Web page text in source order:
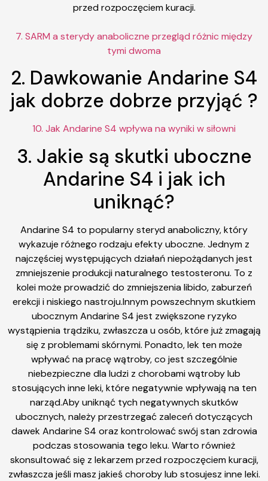
przed rozpoczęciem kuracji.
7. SARM a sterydy anaboliczne przegląd różnic między
tymi dwoma
2. Dawkowanie Andarine S4
jak dobrze dobrze przyjąć ?
10. Jak Andarine S4 wpływa na wyniki w siłowni
3. Jakie są skutki uboczne
Andarine S4 i jak ich
uniknąć?
Andarine S4 to popularny steryd anaboliczny, który
wykazuje różnego rodzaju efekty uboczne. Jednym z
najczęściej występujących działań niepożądanych jest
zmniejszenie produkcji naturalnego testosteronu. To z
kolei może prowadzić do zmniejszenia libido, zaburzeń
erekcji i niskiego nastroju.Innym powszechnym skutkiem
ubocznym Andarine S4 jest zwiększone ryzyko
wystąpienia trądziku, zwłaszcza u osób, które już zmagają
się z problemami skórnymi. Ponadto, lek ten może
wpływać na pracę wątroby, co jest szczególnie
niebezpieczne dla ludzi z chorobami wątroby lub
stosujących inne leki, które negatywnie wpływają na ten
narząd.Aby uniknąć tych negatywnych skutków
ubocznych, należy przestrzegać zaleceń dotyczących
dawek Andarine S4 oraz kontrolować swój stan zdrowia
podczas stosowania tego leku. Warto również
skonsultować się z lekarzem przed rozpoczęciem kuracji,
zwłaszcza jeśli masz jakieś choroby lub stosujesz inne leki.